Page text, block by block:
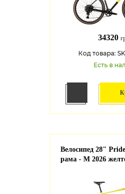
34320
Код товара:
Есть в
Велосипед 28"
рама - M 2026